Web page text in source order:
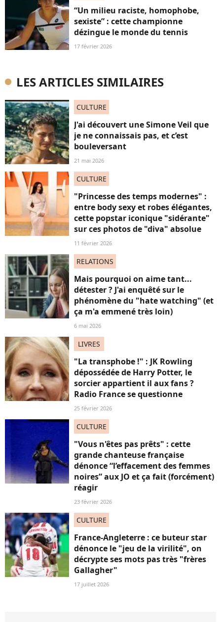
“Un milieu raciste, homophobe,
sexiste” : cette championne
dézingue le monde du tennis
17 février 2026
LES ARTICLES SIMILAIRES
CULTURE
J'ai découvert une Simone Veil que
je ne connaissais pas, et c’est
bouleversant
21 mai 2026
CULTURE
"Princesse des temps modernes" :
entre body sexy et robes élégantes,
cette popstar iconique "sidérante"
sur ces photos de "diva" absolue
11 février 2026
RELATIONS
Mais pourquoi on aime tant...
détester ? J'ai enquêté sur le
phénomène du "hate watching" (et
ça m'a emmené très loin)
6 mai 2026
LIVRES
"La transphobe !" : JK Rowling
dépossédée de Harry Potter, le
sorcier appartient il aux fans ?
Radio France se questionne
25 février 2026
CULTURE
"Vous n'êtes pas prêts" : cette
grande chanteuse française
dénonce “l’effacement des femmes
noires” aux JO et ça fait (forcément)
réagir
23 février 2026
CULTURE
France-Angleterre : ce buteur star
dénonce le "jeu de la virilité", on
décrypte ses mots pas très "frères
Gallagher"
17 juillet 2026